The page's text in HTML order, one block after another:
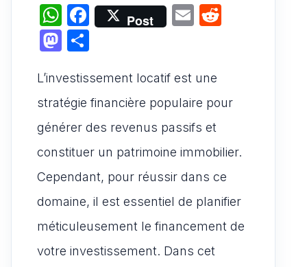
W
h
at
s
A
p
p
F
a
e
b
o
o
k
Post
E
l
t
M
st
o
d
o
n
ta
g
er
L’investissement locatif est une
stratégie financière populaire pour
générer des revenus passifs et
constituer un patrimoine immobilier.
Cependant, pour réussir dans ce
domaine, il est essentiel de planifier
méticuleusement le financement de
votre investissement. Dans cet